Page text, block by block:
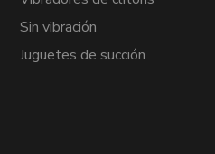
Sin vibración
Juguetes de succión